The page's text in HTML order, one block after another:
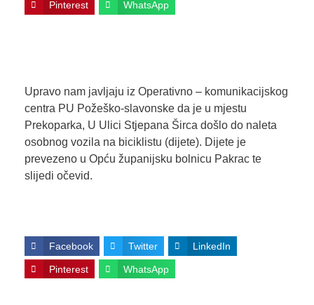
Pinterest WhatsApp
Upravo nam javljaju iz Operativno – komunikacijskog
centra PU Požeško-slavonske da je u mjestu
Prekoparka, U Ulici Stjepana Širca došlo do naleta
osobnog vozila na biciklistu (dijete). Dijete je
prevezeno u Opću županijsku bolnicu Pakrac te
slijedi očevid.
Facebook Twitter LinkedIn
Pinterest WhatsApp